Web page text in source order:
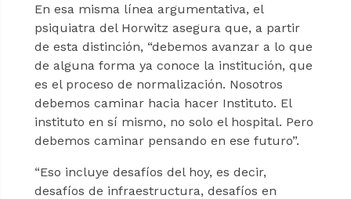
En esa misma línea argumentativa, el
psiquiatra del Horwitz asegura que, a partir
de esta distinción, “debemos avanzar a lo que
de alguna forma ya conoce la institución, que
es el proceso de normalización. Nosotros
debemos caminar hacia hacer Instituto. El
instituto en sí mismo, no solo el hospital. Pero
debemos caminar pensando en ese futuro”.
“Eso incluye desafíos del hoy, es decir,
desafíos de infraestructura, desafíos en